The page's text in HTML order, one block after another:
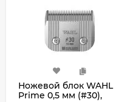
Ножевой блок WAHL
Prime 0,5 мм (#30),